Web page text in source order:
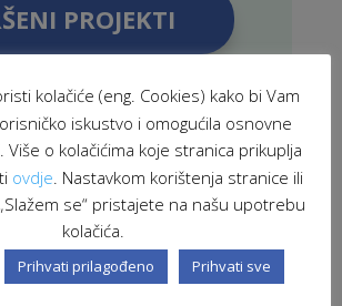
PROJEKTI
NOVOSTI
kolačiće (eng. Cookies) kako bi Vam
iskustvo i omogućila osnovne
o kolačićima koje stranica prikuplja
ovdje . Nastavkom korištenja stranice ili
se“ pristajete na našu upotrebu
kolačića.
Prihvati prilagođeno Prihvati sve